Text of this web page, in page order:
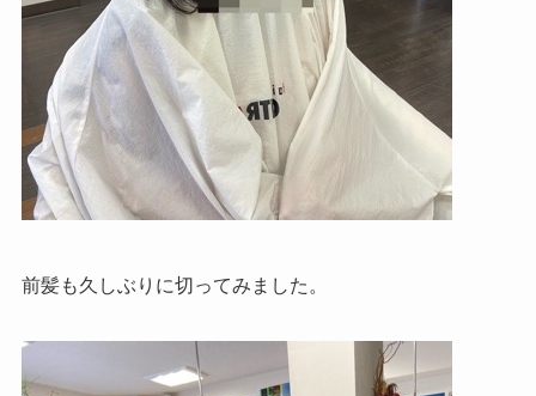
前髪も久しぶりに切ってみました。